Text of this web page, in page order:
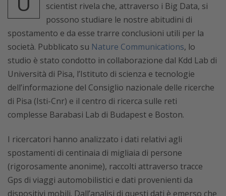
scientist rivela che, attraverso i Big Data, si
possono studiare le nostre abitudini di
spostamento e da esse trarre conclusioni utili per la
società. Pubblicato su Nature Communications, lo
studio è stato condotto in collaborazione dal Kdd Lab di
Università di Pisa, l’Istituto di scienza e tecnologie
dell’informazione del Consiglio nazionale delle ricerche
di Pisa (Isti-Cnr) e il centro di ricerca sulle reti
complesse Barabasi Lab di Budapest e Boston.
I ricercatori hanno analizzato i dati relativi agli
spostamenti di centinaia di migliaia di persone
(rigorosamente anonime), raccolti attraverso tracce
Gps di viaggi automobilistici e dati provenienti da
dispositivi mobili. Dall’analisi di questi dati è emerso che